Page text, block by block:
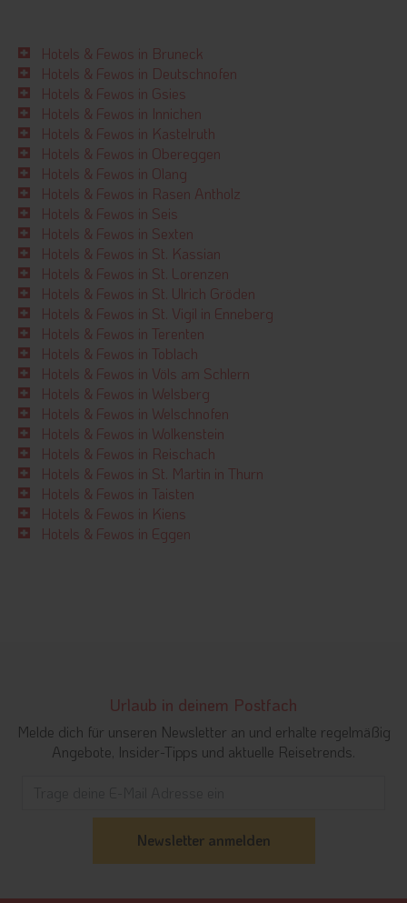
Hotels & Fewos in Bruneck
Hotels & Fewos in Deutschnofen
Hotels & Fewos in Gsies
Hotels & Fewos in Innichen
Hotels & Fewos in Kastelruth
Hotels & Fewos in Obereggen
Hotels & Fewos in Olang
Hotels & Fewos in Rasen Antholz
Hotels & Fewos in Seis
Hotels & Fewos in Sexten
Hotels & Fewos in St. Kassian
Hotels & Fewos in St. Lorenzen
Hotels & Fewos in St. Ulrich Gröden
Hotels & Fewos in St. Vigil in Enneberg
Hotels & Fewos in Terenten
Hotels & Fewos in Toblach
Hotels & Fewos in Völs am Schlern
Hotels & Fewos in Welsberg
Hotels & Fewos in Welschnofen
Hotels & Fewos in Wolkenstein
Hotels & Fewos in Reischach
Hotels & Fewos in St. Martin in Thurn
Hotels & Fewos in Taisten
Hotels & Fewos in Kiens
Hotels & Fewos in Eggen
Urlaub in deinem Postfach
Melde dich für unseren Newsletter an und erhalte regelmäßig
Angebote, Insider-Tipps und aktuelle Reisetrends.